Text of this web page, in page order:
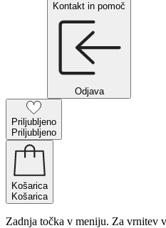
Kontakt in pomoč
Odjava
Priljubljeno
Priljubljeno
Košarica
Košarica
Zadnja točka v meniju. Za vrnitev